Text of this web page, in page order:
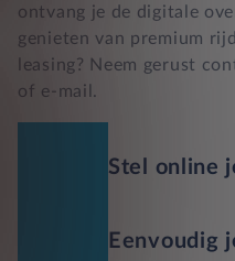
ontvang je de digitale
genieten van premium
leasing? Neem gerust
of e-mail.
Stel online
Eenvoudig